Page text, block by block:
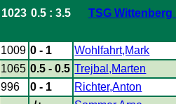
1023 0.5 : 3.5 TSG Wittenberg II
1009 0 - 1 Wohlfahrt,Mark
1065 0.5 - 0.5 Trejbal,Marten
996 0 - 1 Richter,Anton